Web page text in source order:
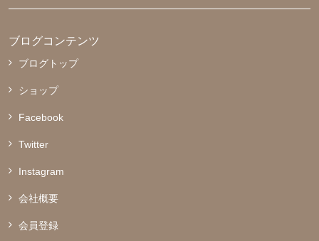
ブログコンテンツ
ブログトップ
ショップ
Facebook
Twitter
Instagram
会社概要
会員登録